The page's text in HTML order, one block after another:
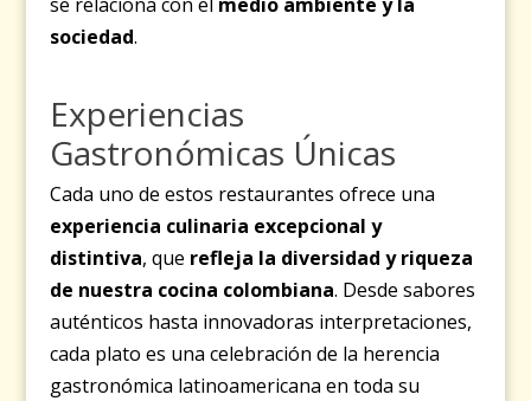
sociedad.
Experiencias
Gastronómicas Únicas
Cada uno de estos restaurantes ofrece una
experiencia culinaria excepcional y
distintiva, que refleja la diversidad y riqueza
de nuestra cocina colombiana. Desde sabores
auténticos hasta innovadoras interpretaciones,
cada plato es una celebración de la herencia
gastronómica latinoamericana en toda su